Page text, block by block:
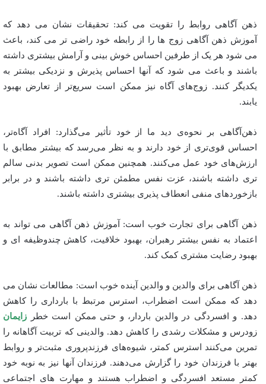
ذهن آگاهی روابط را تقویت می کند: تحقیقات نشان می دهد که
آموزش ذهن آگاهی زوج ها را از رابطه خود راضی تر می کند، باعث
می شود هر یک از طرفین احساس خوش بینی و آرامش بیشتری داشته
باشند و باعث می شود که آنها احساس پذیرش و نزدیکی بیشتر به
یکدیگر کنند. زوج‌های آگاه نیز ممکن است سریع‌تر از تعارض بهبود
یابند.
ذهن‌آگاهی بر نحوه‌ی دید ما از خود تأثیر می‌گذارد: افراد آگاه‌تر،
احساس قوی‌تری از خود دارند و به نظر می‌رسد که بیشتر مطابق با
ارزش‌های خود عمل می‌کنند. همچنین ممکن است تصویر بدنی سالم
تری داشته باشند، عزت نفس مطمئن تری داشته باشند و در برابر
بازخوردهای منفی انعطاف پذیری بیشتری داشته باشند.
ذهن آگاهی برای تجارت خوب است: آموزش ذهن آگاهی می تواند به
اعتماد به نفس بیشتر رهبران، بهبود خلاقیت، کاهش چندوظیفه ای و
بهبود رضایت مشتری کمک کند.
ذهن آگاهی برای والدین و والدین آینده خوب است: مطالعات نشان می
دهد که ممکن است اضطراب، استرس مرتبط با بارداری را کاهش
دهد. و افسردگی در والدین باردار، و حتی ممکن است خطر زایمان
زودرس و مشکلات رشدی را کاهش دهد. والدینی که تربیت آگاهانه را
تمرین می‌کنند استرس کمتر، شیوه‌های فرزندپروری مثبت‌تر و روابط
بهتر با فرزندان خود را گزارش می‌دهند. فرزندان آنها نیز به نوبه خود
کمتر مستعد افسردگی و اضطراب هستند و مهارت های اجتماعی